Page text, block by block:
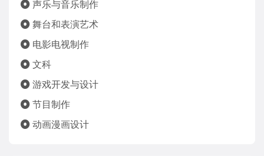
声乐与音乐制作
舞台和表演艺术
电影电视制作
文科
游戏开发与设计
节目制作
动画漫画设计